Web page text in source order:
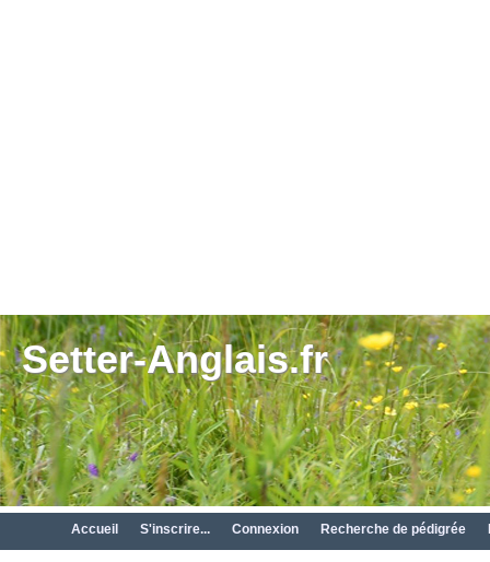
Setter-Anglais.fr
Accueil S'inscrire... Connexion Recherche de pédigrée